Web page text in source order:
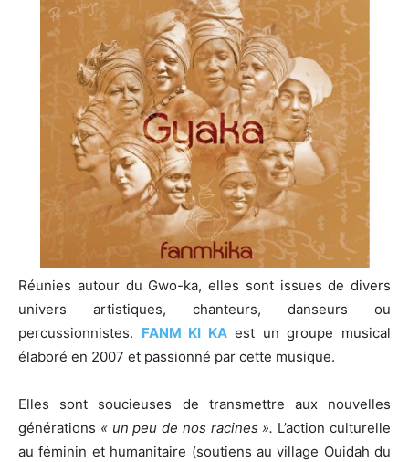
Réunies autour du Gwo-ka, elles sont issues de divers
univers artistiques, chanteurs, danseurs ou
percussionnistes. FANM KI KAest un groupe musical
élaboré en 2007 et passionné par cette musique.
Elles sont soucieuses de transmettre aux nouvelles
générations « un peu de nos racines ». L’action culturelle
au féminin et humanitaire (soutiens au village Ouidah du